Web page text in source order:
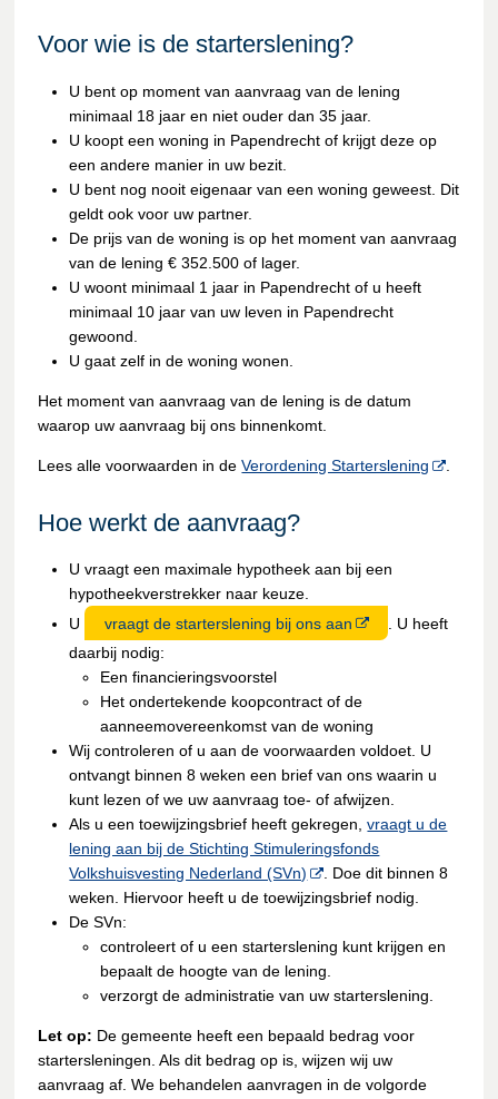
Voor wie is de starterslening?
U bent op moment van aanvraag van de lening
minimaal 18 jaar en niet ouder dan 35 jaar.
U koopt een woning in Papendrecht of krijgt deze op
een andere manier in uw bezit.
U bent nog nooit eigenaar van een woning geweest. Dit
geldt ook voor uw partner.
De prijs van de woning is op het moment van aanvraag
van de lening € 352.500 of lager.
U woont minimaal 1 jaar in Papendrecht of u heeft
minimaal 10 jaar van uw leven in Papendrecht
gewoond.
U gaat zelf in de woning wonen.
Het moment van aanvraag van de lening is de datum
waarop uw aanvraag bij ons binnenkomt.
Lees alle voorwaarden in deVerordening Starterslening
Hoe werkt de aanvraag?
U vraagt een maximale hypotheek aan bij een
hypotheekverstrekker naar keuze.
U
vraagt de starterslening bij ons aan
. U heeft
daarbij nodig:
Een financieringsvoorstel
Het ondertekende koopcontract of de
aanneemovereenkomst van de woning
Wij controleren of u aan de voorwaarden voldoet. U
ontvangt binnen 8 weken een brief van ons waarin u
kunt lezen of we uw aanvraag toe- of afwijzen.
Als u een toewijzingsbrief heeft gekregen,vraagt u de
lening aan bij de Stichting Stimuleringsfonds
Volkshuisvesting Nederland (SVn)
. Doe dit binnen 8
weken. Hiervoor heeft u de toewijzingsbrief nodig.
De SVn:
controleert of u een starterslening kunt krijgen en
bepaalt de hoogte van de lening.
verzorgt de administratie van uw starterslening.
Let op: De gemeente heeft een bepaald bedrag voor
startersleningen. Als dit bedrag op is, wijzen wij uw
aanvraag af. We behandelen aanvragen in de volgorde